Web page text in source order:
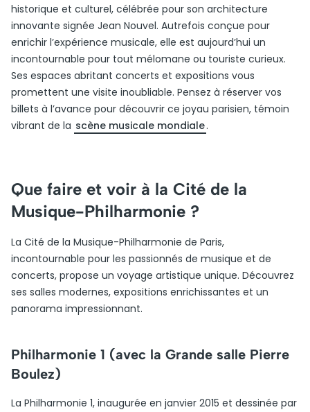
historique et culturel, célébrée pour son architecture
innovante signée Jean Nouvel. Autrefois conçue pour
enrichir l’expérience musicale, elle est aujourd’hui un
incontournable pour tout mélomane ou touriste curieux.
Ses espaces abritant concerts et expositions vous
promettent une visite inoubliable. Pensez à réserver vos
billets à l’avance pour découvrir ce joyau parisien, témoin
vibrant de la scène musicale mondiale.
Que faire et voir à la Cité de la
Musique-Philharmonie ?
La Cité de la Musique-Philharmonie de Paris,
incontournable pour les passionnés de musique et de
concerts, propose un voyage artistique unique. Découvrez
ses salles modernes, expositions enrichissantes et un
panorama impressionnant.
Philharmonie 1 (avec la Grande salle Pierre
Boulez)
La Philharmonie 1, inaugurée en janvier 2015 et dessinée par